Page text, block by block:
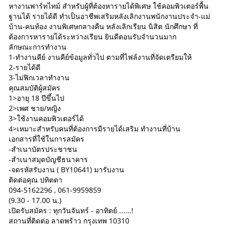
หางานพาร์ทไทม์ สำหรับผู้ที่ต้องหารายได้พิเศษ ใช้คอมพิวเตอร์พื้น
ฐานได้ รายได้ดี ทำเป็นอาชีพเสริมหลังเลิกงานพนักงานประจำ-แม่
บ้าน-คนท้อง งานพิเศษกลางคืน หลังเลิกเรียน นิสิต นักศึกษา ที่
ต้องการหารายได้ระหว่างเรียน ยินดีตอนรับจำนวนมาก
ลักษณะการทำงาน
1-ทำงานคีย์ งานคีย์ข้อมูลทั่วไป ตามที่ไฟล์งานที่จัดเตรียมให้
2-รายได้ดี
3-ไม่ฟิกเวลาทำงาน
คุณสมบัติผู้สมัคร
1>อายุ 18 ปีขึ้นไป
2>เพศ ชาย/หญิง
3>ใช้งานคอมพิวเตอร์ได้
4>เหมาะสำหรับคนที่ต้องการมีรายได้เสริม ทำงานที่บ้าน
เอกสารที่ใช้ในการสมัคร
-สำเนาบัตรประชาชน
-สำเนาสมุดบัญชีธนาคาร
-จดรหัสรับงาน ( BY10641) มารับงาน
ติดต่อคุณ ปทิตตา
094-5162296 , 061-9959859
(9.30 - 17.00 น.)
เปิดรับสมัคร : ทุกวันจันทร์ - อาทิตย์ ......!
สถานที่ติดต่อ ลาดพร้าว กรุงเทพ 10310